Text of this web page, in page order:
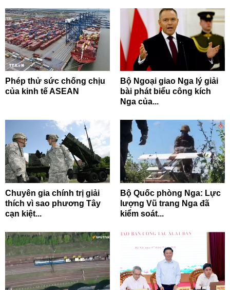
Phép thử sức chống chịu
của kinh tế ASEAN
Bộ Ngoại giao Nga lý giải
bài phát biểu công kích
Nga của...
Chuyên gia chính trị giải
thích vì sao phương Tây
cạn kiệt...
Bộ Quốc phòng Nga: Lực
lượng Vũ trang Nga đã
kiểm soát...